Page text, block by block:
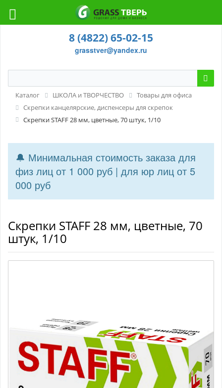
8 (4822) 65-02-15
grasstver@yandex.ru
Каталог ШКОЛА и ТВОРЧЕСТВО
Товары для офиса
Скрепки канцелярские, диспенсеры для скрепок
Скрепки STAFF 28 мм, цветные, 70 штук, 1/10
🔔 Минимальная стоимость заказа для
физ лиц от 1 000 руб | для юр лиц от 5
000 руб
Скрепки STAFF 28 мм, цветные, 70
штук, 1/10